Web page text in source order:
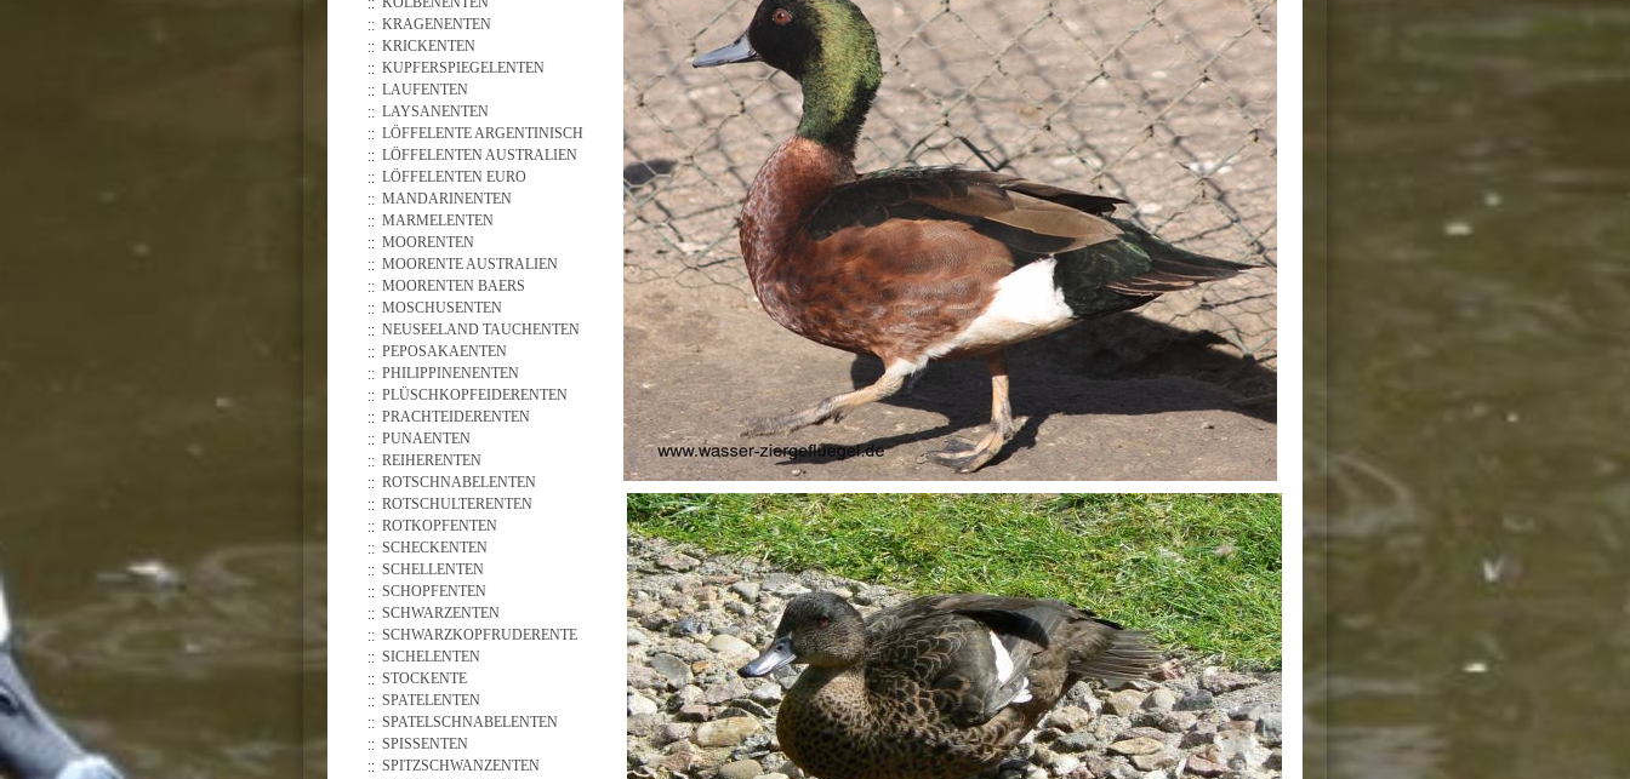
KRAGENENTEN
KRICKENTEN
KUPFERSPIEGELENTEN
LAUFENTEN
LAYSANENTEN
LÖFFELENTE ARGENTINISCH
LÖFFELENTEN AUSTRALIEN
LÖFFELENTEN EURO
MANDARINENTEN
MARMELENTEN
MOORENTEN
MOORENTE AUSTRALIEN
MOORENTEN BAERS
MOSCHUSENTEN
NEUSEELAND TAUCHENTEN
PEPOSAKAENTEN
PHILIPPINENENTEN
PLÜSCHKOPFEIDERENTEN
PRACHTEIDERENTEN
PUNAENTEN
REIHERENTEN
ROTSCHNABELENTEN
ROTSCHULTERENTEN
ROTKOPFENTEN
SCHECKENTEN
SCHELLENTEN
SCHOPFENTEN
SCHWARZENTEN
SCHWARZKOPFRUDERENTE
SICHELENTEN
STOCKENTE
SPATELENTEN
SPATELSCHNABELENTEN
SPISSENTEN
SPITZSCHWANZENTEN